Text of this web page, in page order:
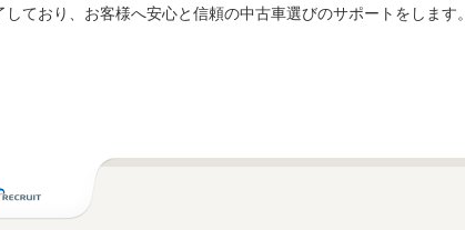
ており、お客様へ安心と信頼の中古車選びのサポートをします。